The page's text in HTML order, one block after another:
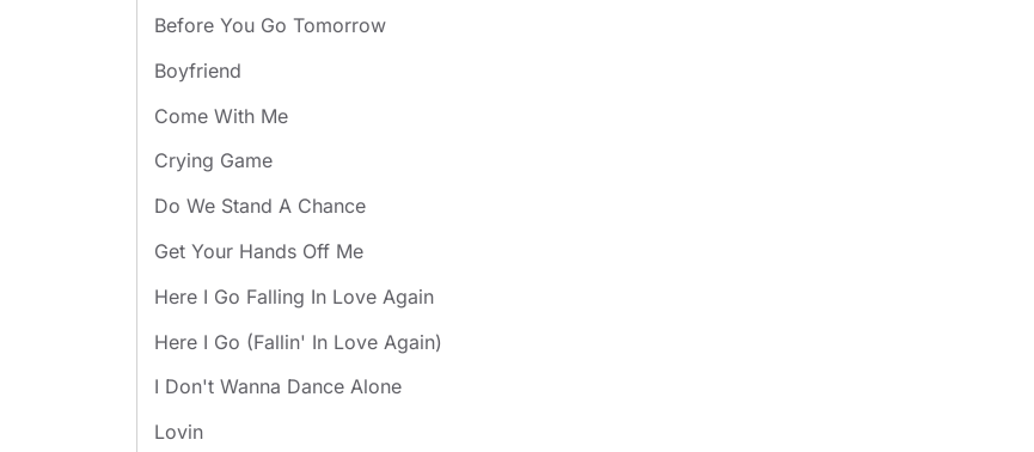
Before You Go Tomorrow
Boyfriend
Come With Me
Crying Game
Do We Stand A Chance
Get Your Hands Off Me
Here I Go Falling In Love Again
Here I Go (Fallin' In Love Again)
I Don't Wanna Dance Alone
Lovin